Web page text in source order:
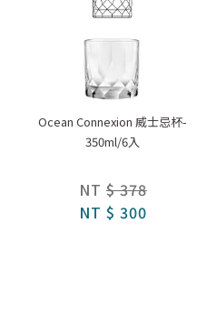
Ocean Connexion 威士忌杯-
350ml/6入
NT $ 378
NT $ 300